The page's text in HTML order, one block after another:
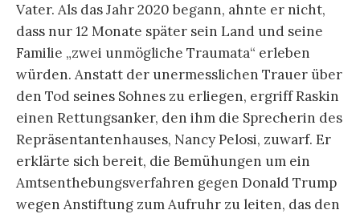
Vater. Als das Jahr 2020 begann, ahnte er nicht,
dass nur 12 Monate später sein Land und seine
Familie „zwei unmögliche Traumata“ erleben
würden. Anstatt der unermesslichen Trauer über
den Tod seines Sohnes zu erliegen, ergriff Raskin
einen Rettungsanker, den ihm die Sprecherin des
Repräsentantenhauses, Nancy Pelosi, zuwarf. Er
erklärte sich bereit, die Bemühungen um ein
Amtsenthebungsverfahren gegen Donald Trump
wegen Anstiftung zum Aufruhr zu leiten, das den